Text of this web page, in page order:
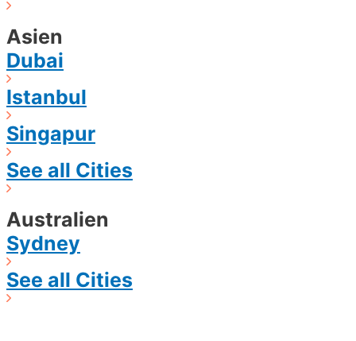
Asien
Dubai
Istanbul
Singapur
See all Cities
Australien
Sydney
See all Cities